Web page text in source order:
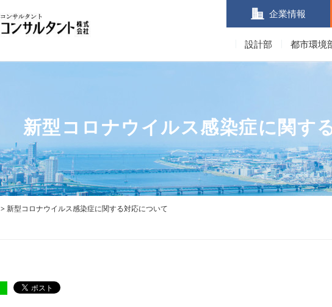
設計部 都市環境
企業情報
新型コロナウイルス感染症に関す
> 新型コロナウイルス感染症に関する対応について